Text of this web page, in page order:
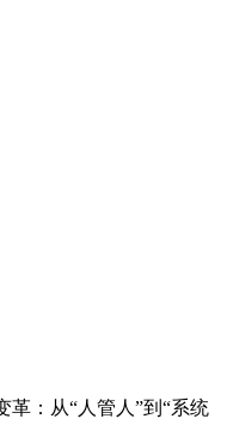
革：从“人管人”到“系统